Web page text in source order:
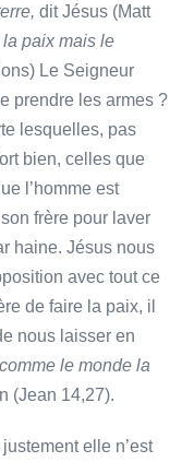
dit Jésus (Matt
paix mais le
Le Seigneur
prendre les armes ?
lesquelles, pas
bien, celles que
l’homme est
frère pour laver
haine. Jésus nous
avec tout ce
de faire la paix, il
nous laisser en
le monde la
(Jean 14,27).
elle n’est